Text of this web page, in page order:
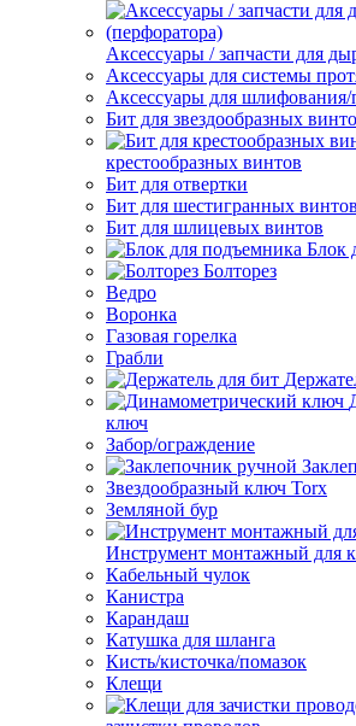
Аксессуары / запчасти для
Аксессуары для системы
Аксессуары для шлифования/
Бит для звездообразных
крестообразных винтов
Бит для отвертки
Бит для шестигранных винтов
Бит для шлицевых винтов
Блок
Болторез
Ведро
Воронка
Газовая горелка
Грабли
ключ
Забор/ограждение
Звездообразный ключ Torx
Земляной бур
Инструмент монтажный для
Кабельный чулок
Канистра
Карандаш
Катушка для шланга
Кисть/кисточка/помазок
Клещи